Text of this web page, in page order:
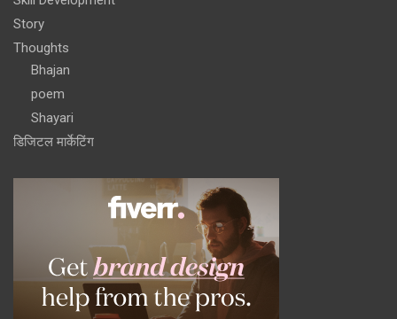
Story
Thoughts
Bhajan
poem
Shayari
डिजिटल मार्केटिंग